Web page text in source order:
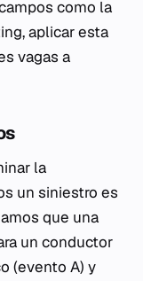
como la
aplicar esta
vagas a
la
un siniestro es
que una
un conductor
(evento A) y